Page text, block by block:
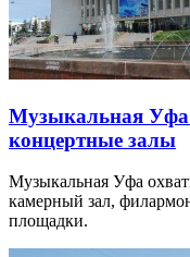
Музыкальная
концертные залы
Музыкальная Уфа
камерный зал,
площадки.